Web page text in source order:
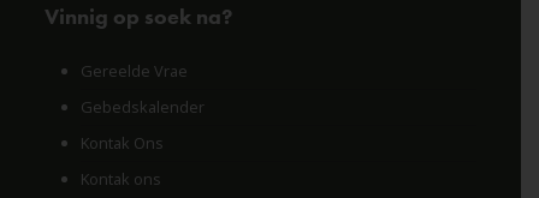
Vinnig op soek na?
Gereelde Vrae
Gebedskalender
Kontak Ons
Kontak ons